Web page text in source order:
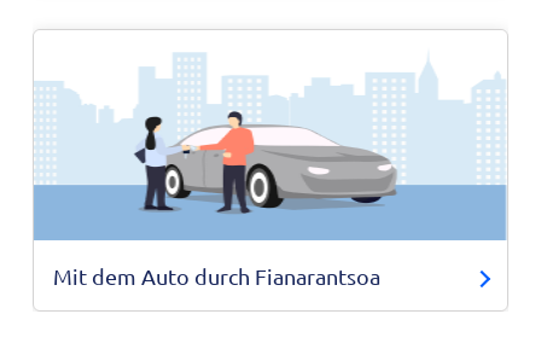
Mit dem Auto durch Fianarantsoa